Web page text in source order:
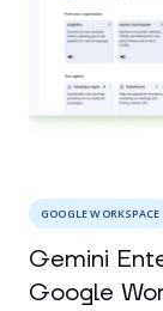
GOOGLE WORKSPACE
Gemini
Google